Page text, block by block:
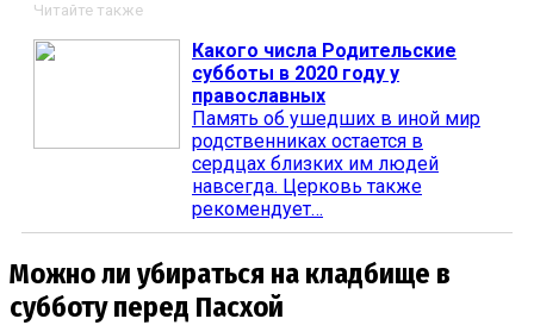
Читайте также
Какого числа Родительские
субботы в 2020 году у
православных
Память об ушедших в иной мир
родственниках остается в
сердцах близких им людей
навсегда. Церковь также
рекомендует…
Можно ли убираться на кладбище в
субботу перед Пасхой